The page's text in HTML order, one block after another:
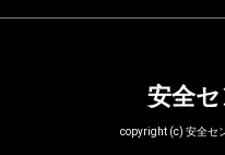
安全
copyright (c) 安全セ